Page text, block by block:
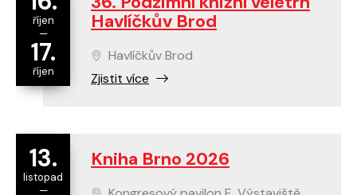
Havlíčkův Brod
Havlíčkův Brod
Zjistit více
říjen
—
17.
říjen
Kniha Brno 2026
13.
listopad
—